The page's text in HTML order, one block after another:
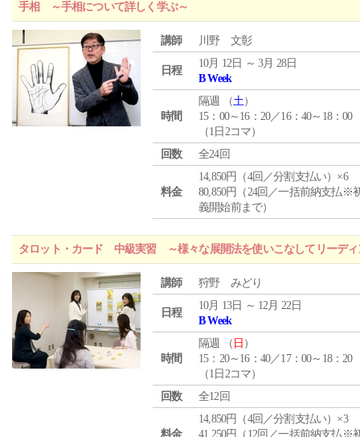
手相 ～手相について詳しく学ぶ～
講師 川野 文彰
日程
10月 12日 ～ 3月 28日
B Week
時間
隔週 （土）
15：00～16：20／16：40～18：00
（1日2コマ）
回数
全24回
料金
14,850円（4回／分割支払い）×6
80,850円（24回／一括前納支払※
義開始前まで）
タロット・カード 中級実習 ～様々な展開法を使いこなしてリーディ
講師 狩野 みどり
日程
10月 13日 ～ 12月 22日
B Week
時間
隔週 （ 日 ）
15：20～16：40／17：00～18：20
（1日2コマ）
回数
全12回
料金
14,850円（4回／分割支払い）×3
41,250円（12回／一括前納支払※